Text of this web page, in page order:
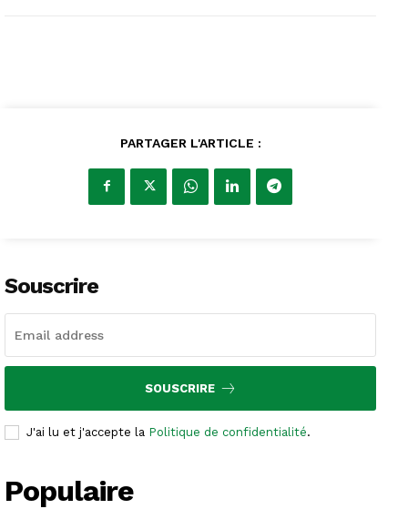
PARTAGER L'ARTICLE :
Souscrire
SOUSCRIRE
J'ai lu et j'accepte la Politique de confidentialité.
Populaire